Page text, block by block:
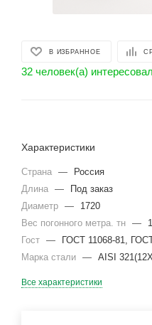
В ИЗБРАННОЕ
32 человек(а)
Характеристики
Страна —
Россия
Длина —
Под заказ
Диаметр —
1720
Вес погонного метра. тн —
Гост —
ГОСТ 11068-81,
Марка стали — AISI
Все характеристики